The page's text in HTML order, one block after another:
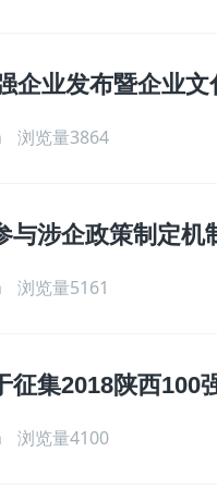
企业发布暨企业
浏览量3864
涉企政策制定机
浏览量5161
征集2018陕西100
浏览量4100